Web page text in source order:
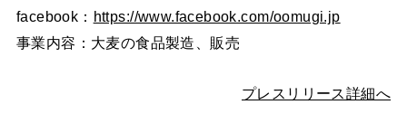
facebook： https://www.facebook.com/oomugi.jp
事業内容：大麦の食品製造、販売
プレスリリース詳細へ